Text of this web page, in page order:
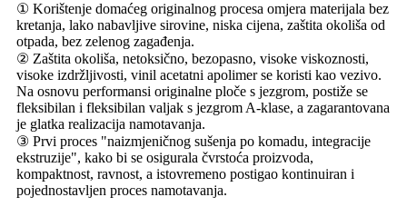
① Korištenje domaćeg originalnog procesa omjera materijala bez
kretanja, lako nabavljive sirovine, niska cijena, zaštita okoliša od
otpada, bez zelenog zagađenja.
② Zaštita okoliša, netoksično, bezopasno, visoke viskoznosti,
visoke izdržljivosti, vinil acetatni apolimer se koristi kao vezivo.
Na osnovu performansi originalne ploče s jezgrom, postiže se
fleksibilan i fleksibilan valjak s jezgrom A-klase, a zagarantovana
je glatka realizacija namotavanja.
③ Prvi proces "naizmjeničnog sušenja po komadu, integracije
ekstruzije", kako bi se osigurala čvrstoća proizvoda,
kompaktnost, ravnost, a istovremeno postigao kontinuiran i
pojednostavljen proces namotavanja.